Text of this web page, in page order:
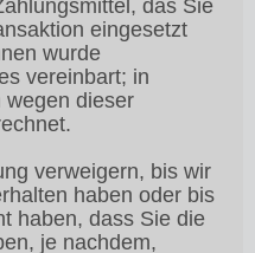
das Sie
eingesetzt
wurde
vereinbart; in
wegen dieser
verweigern, bis wir
haben oder bis
haben, dass Sie die
je nachdem,